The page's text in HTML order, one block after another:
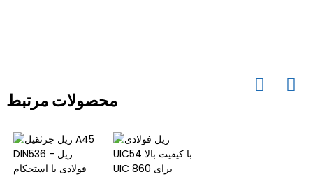
محصولات مرتبط